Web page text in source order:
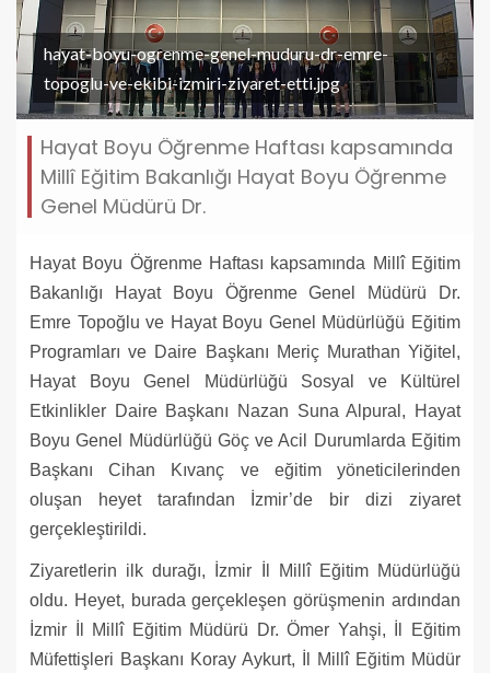
hayat-boyu-ogrenme-genel-muduru-dr-emre-
topoglu-ve-ekibi-izmiri-ziyaret-etti.jpg
Hayat Boyu Öğrenme Haftası kapsamında
Millî Eğitim Bakanlığı Hayat Boyu Öğrenme
Genel Müdürü Dr.
Hayat Boyu Öğrenme Haftası kapsamında Millî Eğitim
Bakanlığı Hayat Boyu Öğrenme Genel Müdürü Dr.
Emre Topoğlu ve Hayat Boyu Genel Müdürlüğü Eğitim
Programları ve Daire Başkanı Meriç Murathan Yiğitel,
Hayat Boyu Genel Müdürlüğü Sosyal ve Kültürel
Etkinlikler Daire Başkanı Nazan Suna Alpural, Hayat
Boyu Genel Müdürlüğü Göç ve Acil Durumlarda Eğitim
Başkanı Cihan Kıvanç ve eğitim yöneticilerinden
oluşan heyet tarafından İzmir’de bir dizi ziyaret
gerçekleştirildi.
Ziyaretlerin ilk durağı, İzmir İl Millî Eğitim Müdürlüğü
oldu. Heyet, burada gerçekleşen görüşmenin ardından
İzmir İl Millî Eğitim Müdürü Dr. Ömer Yahşi, İl Eğitim
Müfettişleri Başkanı Koray Aykurt, İl Millî Eğitim Müdür